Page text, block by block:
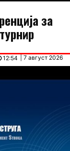
за
| 7 август 2026
12:54